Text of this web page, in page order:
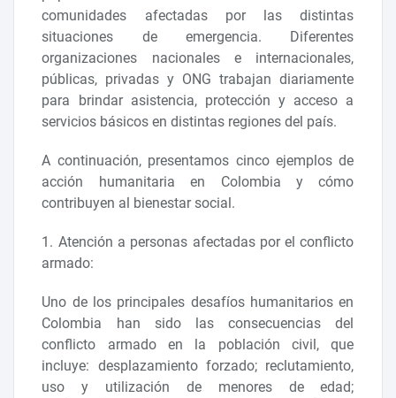
comunidades afectadas por las distintas
situaciones de emergencia. Diferentes
organizaciones nacionales e internacionales,
públicas, privadas y ONG trabajan diariamente
para brindar asistencia, protección y acceso a
servicios básicos en distintas regiones del país.
A continuación, presentamos cinco ejemplos de
acción humanitaria en Colombia y cómo
contribuyen al bienestar social.
1. Atención a personas afectadas por el conflicto
armado:
Uno de los principales desafíos humanitarios en
Colombia han sido las consecuencias del
conflicto armado en la población civil, que
incluye: desplazamiento forzado; reclutamiento,
uso y utilización de menores de edad;